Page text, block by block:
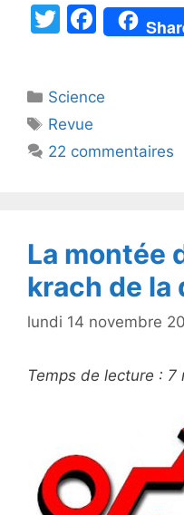
T
er
F
a
e
o
Catégories
Science
Étiquettes
Revue
22 commentaires
La montée
krach de la
lundi 14 novembre
Temps de lecture : 7